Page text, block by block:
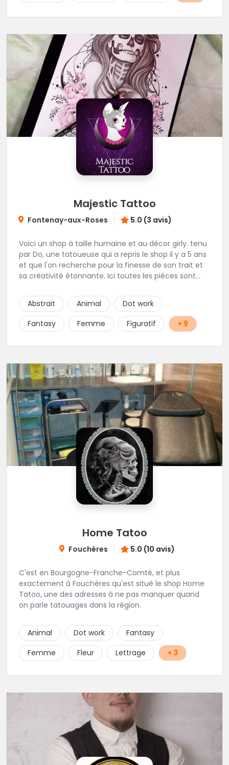
Majestic Tattoo
Fontenay-aux-Roses 5.0 (3 avis)
Voici un shop à taille humaine et au décor girly. tenu
par Do, une tatoueuse qui a repris le shop il y a 5 ans
et que l'on recherche pour la finesse de son trait et
sa créativité étonnante. Ici toutes les pièces sont
client. Les séances de tatouage se font en musique
et dans une ambiance décontractée.
Abstrait Animal
Dot work
Fantasy
Femme Figuratif + 9
Home Tatoo
Fouchères 5.0 (10 avis)
C'est en Bourgogne-Franche-Comté, et plus
exactement à Fouchères qu'est situé le shop Home
Tatoo, une des adresses à ne pas manquer quand
on parle tatouages dans la région.
Animal Dot work
Fantasy
Femme
Fleur Lettrage + 3